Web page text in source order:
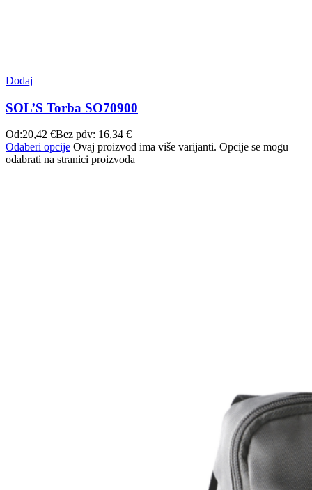
Dodaj
SOL’S Torba SO70900
Od:20,42 €Bez pdv: 16,34 €
Odaberi opcije Ovaj proizvod ima više varijanti. Opcije se mogu
odabrati na stranici proizvoda